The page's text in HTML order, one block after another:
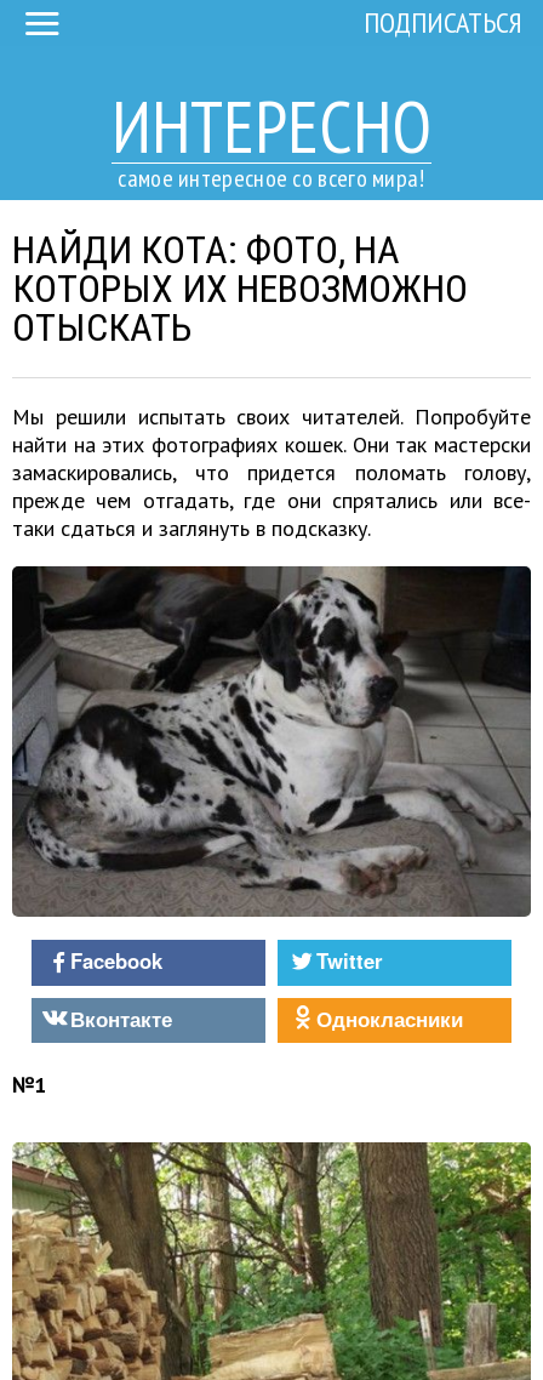
ИНТЕРЕСНО
самое интересное со всего мира!
ПОДПИСАТЬСЯ
НАЙДИ КОТА: ФОТО, НА
КОТОРЫХ ИХ НЕВОЗМОЖНО
ОТЫСКАТЬ
Мы решили испытать своих читателей. Попробуйте
найти на этих фотографиях кошек. Они так мастерски
замаскировались, что придется поломать голову,
прежде чем отгадать, где они спрятались или все-
таки сдаться и заглянуть в подсказку.
Facebook
Twitter
Вконтакте
Однокласники
№1